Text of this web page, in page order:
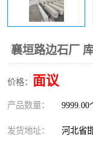
襄垣路边石厂
价格： 面议
产品数量： 9999.00
发货地址： 河北省